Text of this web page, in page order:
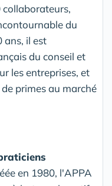
du
ans, il est
du conseil et
les entreprises, et
primes au marché
en 1980, l'APPA